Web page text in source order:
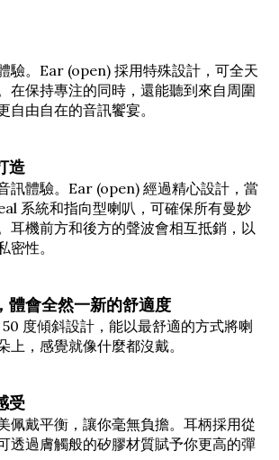
驗。Ear (open) 採用特殊設計，可全天
在保持專注的同時，還能聽到來自周圍
自由自在的音訊饗宴。
造
訊體驗。Ear (open) 經過精心設計，當
系統和指向型喇叭，可確保所有曼妙
耳機前方和後方的聲波會相互抵銷，以
密性。
體會全然一新的舒適度
度傾斜設計，能以最舒適的方式將喇
上，感覺就像什麼都沒戴。
受
佩戴平衡，讓你毫無負擔。耳柄採用從
透過膚觸般的矽膠材質賦予你更高的彈